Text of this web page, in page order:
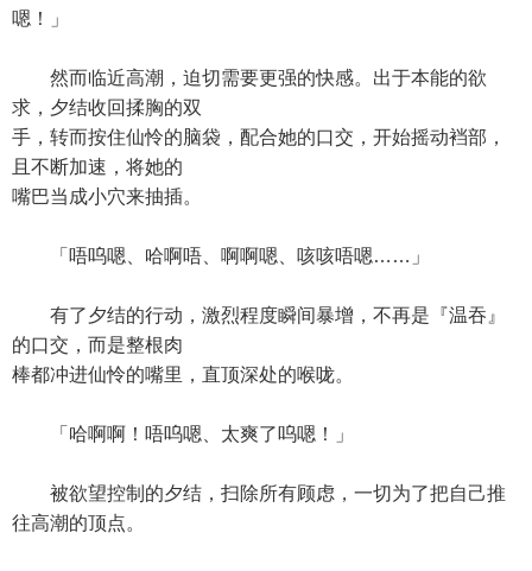
嗯！」
然而临近高潮，迫切需要更强的快感。出于本能的欲
求，夕结收回揉胸的双
手，转而按住仙怜的脑袋，配合她的口交，开始摇动裆部，
且不断加速，将她的
嘴巴当成小穴来抽插。
「唔呜嗯、哈啊唔、啊啊嗯、咳咳唔嗯……」
有了夕结的行动，激烈程度瞬间暴增，不再是『温吞』
的口交，而是整根肉
棒都冲进仙怜的嘴里，直顶深处的喉咙。
「哈啊啊！唔呜嗯、太爽了呜嗯！」
被欲望控制的夕结，扫除所有顾虑，一切为了把自己推
往高潮的顶点。